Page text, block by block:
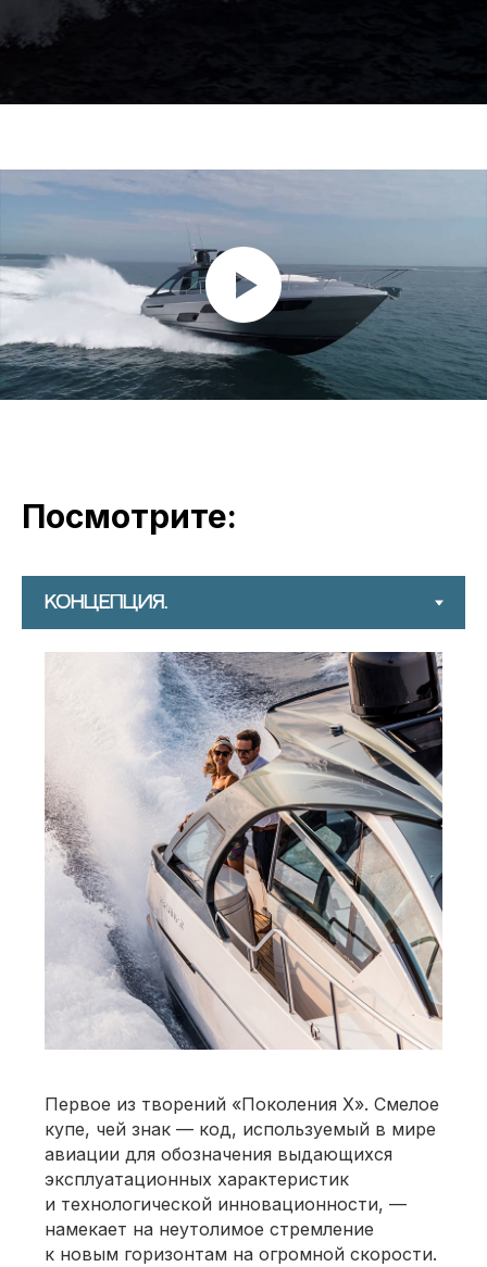
Посмотрите:
Первое из творений «Поколения X». Смелое
купе, чей знак — код, используемый в мире
авиации для обозначения выдающихся
эксплуатационных характеристик
и технологической инновационности, —
намекает на неутолимое стремление
к новым горизонтам на огромной скорости.